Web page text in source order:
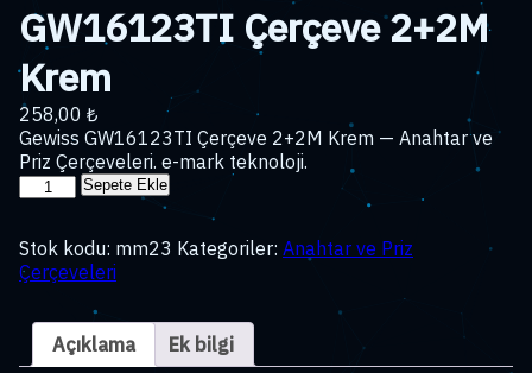
GW16123TI Çerçeve 2+2M
Krem
258,00 ₺
Gewiss GW16123TI Çerçeve 2+2M Krem — Anahtar ve
Priz Çerçeveleri. e-mark teknoloji.
GW16123TI
Krem
adet
Sepete Ekle
Stok kodu: mm23 Kategoriler: Anahtar ve Priz
Çerçeveleri
Açıklama Ek bilgi